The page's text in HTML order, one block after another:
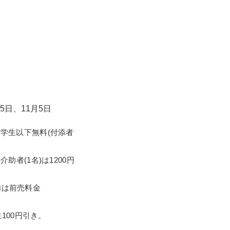
はじめ、平八郎も
富んだ江戸時代の
日、11月5日
生以下無料(付添者
助者(1名)は1200円
前売料金
円引き。